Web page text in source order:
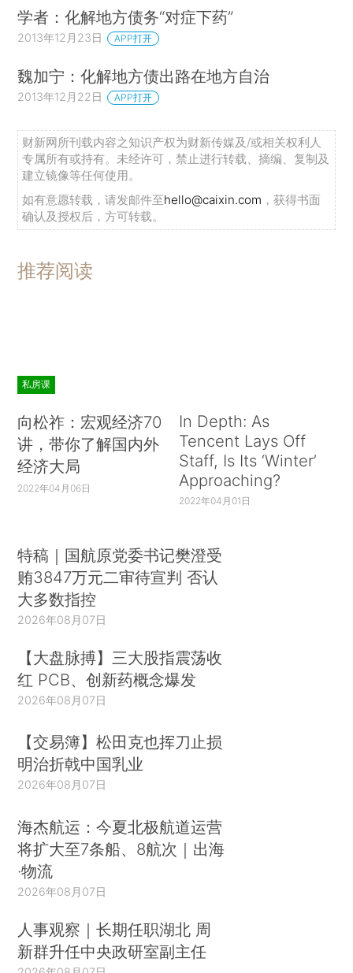
学者：化解地方债务“对症下药”
2013年12月23日 APP打开
魏加宁：化解地方债出路在地方自治
2013年12月22日 APP打开
财新网所刊载内容之知识产权为财新传媒及/或相关权利人
专属所有或持有。未经许可，禁止进行转载、摘编、复制及
建立镜像等任何使用。
如有意愿转载，请发邮件至hello@caixin.com ，获得书面
确认及授权后，方可转载。
推荐阅读
私房课
向松祚：宏观经济70
讲，带你了解国内外
经济大局
2022年04月06日
In Depth: As
Tencent Lays Off
Staff, Is Its ‘Winter’
Approaching?
2022年04月01日
特稿｜国航原党委书记樊澄受
贿3847万元二审待宣判 否认
大多数指控
2026年08月07日
【大盘脉搏】三大股指震荡收
红 PCB、创新药概念爆发
2026年08月07日
【交易簿】松田克也挥刀止损
明治折戟中国乳业
2026年08月07日
海杰航运：今夏北极航道运营
将扩大至7条船、8航次｜出海
·物流
2026年08月07日
人事观察｜长期任职湖北 周
新群升任中央政研室副主任